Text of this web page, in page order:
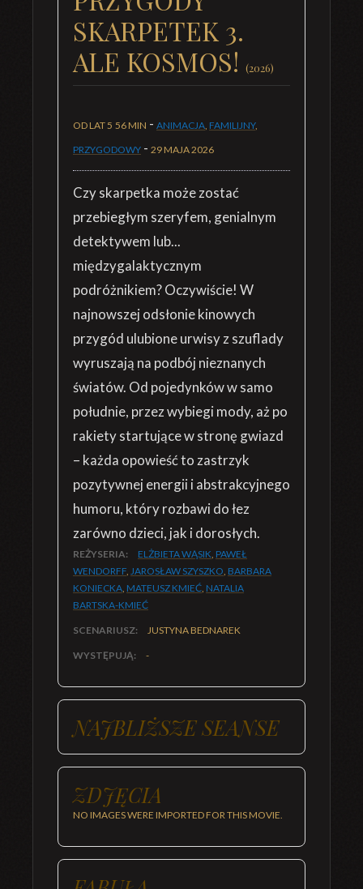
SKARPETEK 3.
ALE KOSMOS! (2026)
OD LAT 5 56 MIN - ANIMACJA, FAMILIJNY,
PRZYGODOWY - 29 MAJA 2026
Czy skarpetka może zostać
przebiegłym szeryfem, genialnym
detektywem lub...
międzygalaktycznym
podróżnikiem? Oczywiście! W
najnowszej odsłonie kinowych
przygód ulubione urwisy z szuflady
wyruszają na podbój nieznanych
światów. Od pojedynków w samo
południe, przez wybiegi mody, aż po
rakiety startujące w stronę gwiazd
– każda opowieść to zastrzyk
pozytywnej energii i abstrakcyjnego
humoru, który rozbawi do łez
zarówno dzieci, jak i dorosłych.
REŻYSERIA: ELŻBIETA WĄSIK, PAWEŁ
WENDORFF, JAROSŁAW SZYSZKO, BARBARA
KONIECKA, MATEUSZ KMIEĆ, NATALIA
BARTSKA-KMIEĆ
SCENARIUSZ: JUSTYNA BEDNAREK
WYSTĘPUJĄ: -
NAJBLIŻSZE SEANSE
ZDJĘCIA
NO IMAGES WERE IMPORTED FOR THIS MOVIE.